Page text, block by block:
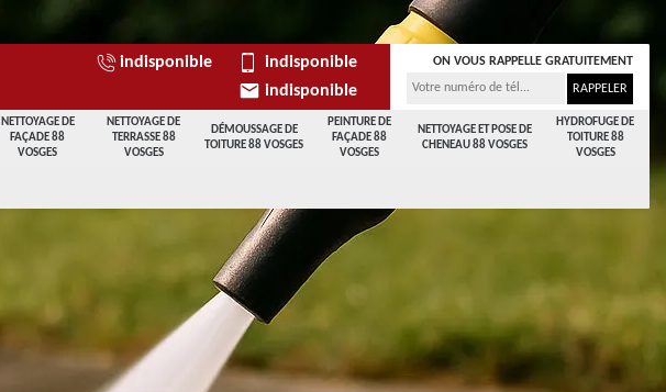
NETTOYAGE DE
FAÇADE 88
VOSGES
NETTOYAGE DE
TERRASSE 88
VOSGES
DÉMOUSSAGE DE
TOITURE 88 VOSGES
PEINTURE DE
FAÇADE 88
VOSGES
NETTOYAGE ET POSE DE
CHENEAU 88 VOSGES
HYDROFUGE DE
TOITURE 88
VOSGES
indisponible
indisponible
indisponible
ON VOUS RAPPELLE GRATUITEMENT